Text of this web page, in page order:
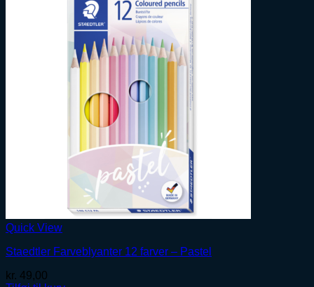
Quick View
Staedtler Farveblyanter 12 farver – Pastel
kr. 49,00